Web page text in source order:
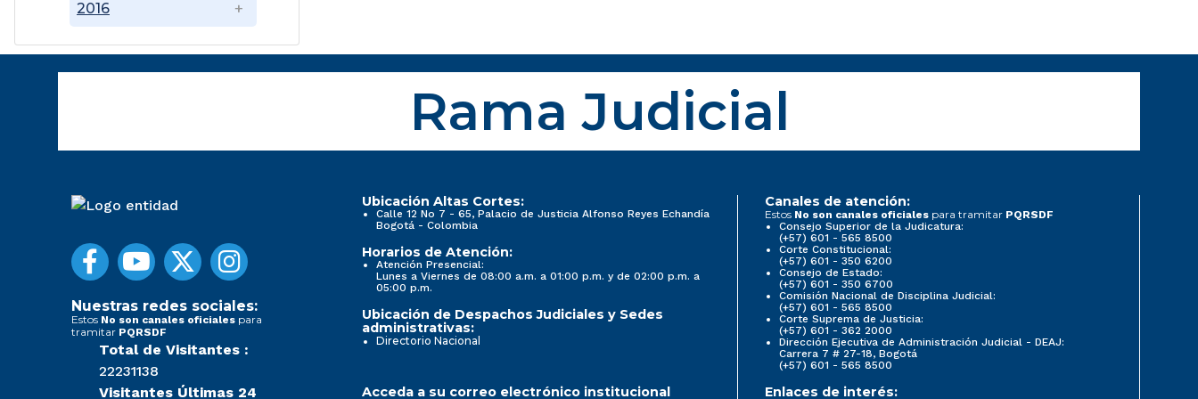
2016
Rama Judicial
Nuestras redes sociales:
Estos No son canales oficiales para
tramitar PQRSDF
Total de Visitantes :
22231138
Visitantes Últimas 24
Ubicación Altas Cortes:
Calle 12 No 7 - 65, Palacio de Justicia Alfonso Reyes Echandía
Bogotá - Colombia
Horarios de Atención:
Atención Presencial:
Lunes a Viernes de 08:00 a.m. a 01:00 p.m. y de 02:00 p.m. a
05:00 p.m.
Ubicación de Despachos Judiciales y Sedes
administrativas:
Directorio Nacional
Canales de atención:
Estos No son canales oficiales para tramitar PQRSDF
Consejo Superior de la Judicatura:
(+57) 601 - 565 8500
Corte Constitucional:
(+57) 601 - 350 6200
Consejo de Estado:
(+57) 601 - 350 6700
Comisión Nacional de Disciplina Judicial:
(+57) 601 - 565 8500
Corte Suprema de Justicia:
(+57) 601 - 362 2000
Dirección Ejecutiva de Administración Judicial - DEAJ:
Carrera 7 # 27-18, Bogotá
(+57) 601 - 565 8500
Acceda a su correo electrónico institucional Enlaces de interés: